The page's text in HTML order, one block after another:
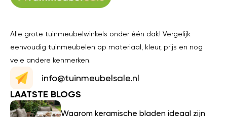
Alle grote tuinmeubelwinkels onder één dak! Vergelijk
eenvoudig tuinmeubelen op materiaal, kleur, prijs en nog
vele andere kenmerken.
info@tuinmeubelsale.nl
LAATSTE BLOGS
Waarom keramische bladen ideaal zijn